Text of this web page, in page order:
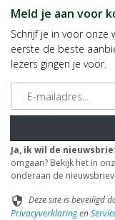
Meld je aan voor
Schrijf je in voor onze
eerste de beste
lezers gingen je voor.
E-mailadres
Ja, ik wil de
omgaan? Bekijk het in
onderaan de
security Deze site is beveiligd
Privacyverklaringen